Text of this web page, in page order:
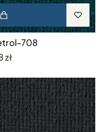
708
zł
0. Zobacz szczegóły